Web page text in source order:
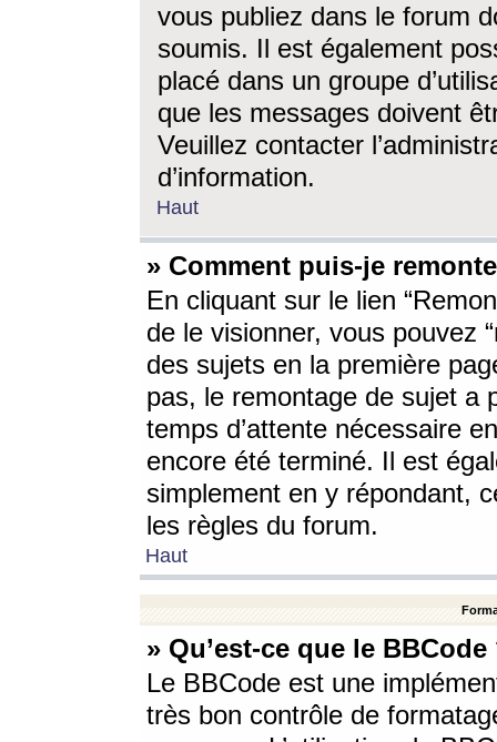
vous publiez dans le forum
soumis. Il est également
placé dans un groupe
que les messages doivent
Veuillez contacter
d’information.
Haut
» Comment puis-je
En cliquant sur le lien
de le visionner, vous pouvez
des sujets en la première
pas, le remontage de sujet a
temps d’attente nécessaire
encore été terminé. Il est
simplement en y répondant,
les règles du forum.
Haut
» Qu’est-ce que le BBCode
Le BBCode est une
très bon contrôle de